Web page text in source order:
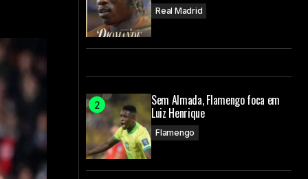
Real Madrid
Sem Almada, Flamengo foca em
Luiz Henrique
Flamengo